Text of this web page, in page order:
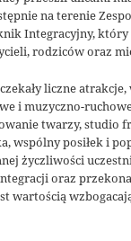
na terenie
Integracyjny,
rodziców oraz
liczne
i muzyczno-
twarzy, studio
wspólny posiłek i
życzliwości
oraz
wartością